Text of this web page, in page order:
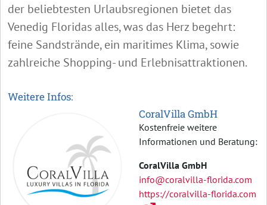
der beliebtesten Urlaubsregionen bietet das
Venedig Floridas alles, was das Herz begehrt:
feine Sandstrände, ein maritimes Klima, sowie
zahlreiche Shopping- und Erlebnisattraktionen.
Weitere Infos:
CoralVilla GmbH
Kostenfreie weitere
Informationen und Beratung:
CoralVilla GmbH
info@coralvilla-florida.com
https://coralvilla-florida.com